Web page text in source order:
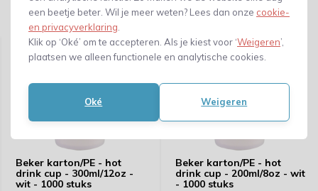
een beetje beter. Wil je meer weten? Lees dan onze cookie-
en privacyverklaring
Klik op ‘Oké’ om te accepteren. Als je kiest voor ‘Weigeren’,
plaatsen we alleen functionele en analytische cookies.
Oké Weigeren
Gerelateerde producten
Beker karton/PE - hot
drink cup - 300ml/12oz -
wit - 1000 stuks
Beker karton/PE - hot
drink cup - 200ml/8oz - wit
- 1000 stuks